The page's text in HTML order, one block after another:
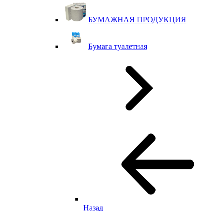
БУМАЖНАЯ ПРОДУКЦИЯ
Бумага туалетная
Назад